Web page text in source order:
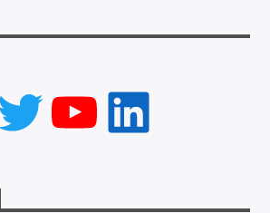
Twitter
YouTube
LinkedIn